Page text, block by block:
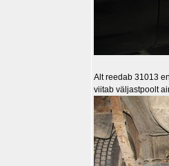
Alt reedab 31013
viitab väljastpoolt